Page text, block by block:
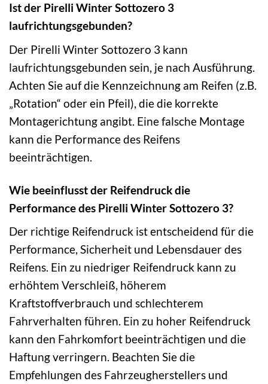
Ist der Pirelli Winter Sottozero 3
laufrichtungsgebunden?
Der Pirelli Winter Sottozero 3 kann
laufrichtungsgebunden sein, je nach Ausführung.
Achten Sie auf die Kennzeichnung am Reifen (z.B.
„Rotation“ oder ein Pfeil), die die korrekte
Montagerichtung angibt. Eine falsche Montage
kann die Performance des Reifens
beeinträchtigen.
Wie beeinflusst der Reifendruck die
Performance des Pirelli Winter Sottozero 3?
Der richtige Reifendruck ist entscheidend für die
Performance, Sicherheit und Lebensdauer des
Reifens. Ein zu niedriger Reifendruck kann zu
erhöhtem Verschleiß, höherem
Kraftstoffverbrauch und schlechterem
Fahrverhalten führen. Ein zu hoher Reifendruck
kann den Fahrkomfort beeinträchtigen und die
Haftung verringern. Beachten Sie die
Empfehlungen des Fahrzeugherstellers und